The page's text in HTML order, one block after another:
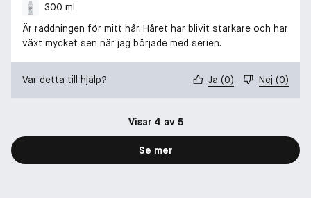
300 ml
Är räddningen för mitt hår. Håret har blivit starkare och har
växt mycket sen när jag började med serien.
Var detta till hjälp? Ja (0) Nej (0)
Visar 4 av 5
Se mer